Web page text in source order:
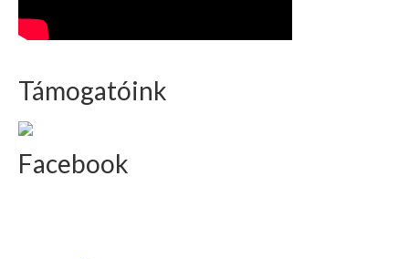
Támogatóink
Facebook